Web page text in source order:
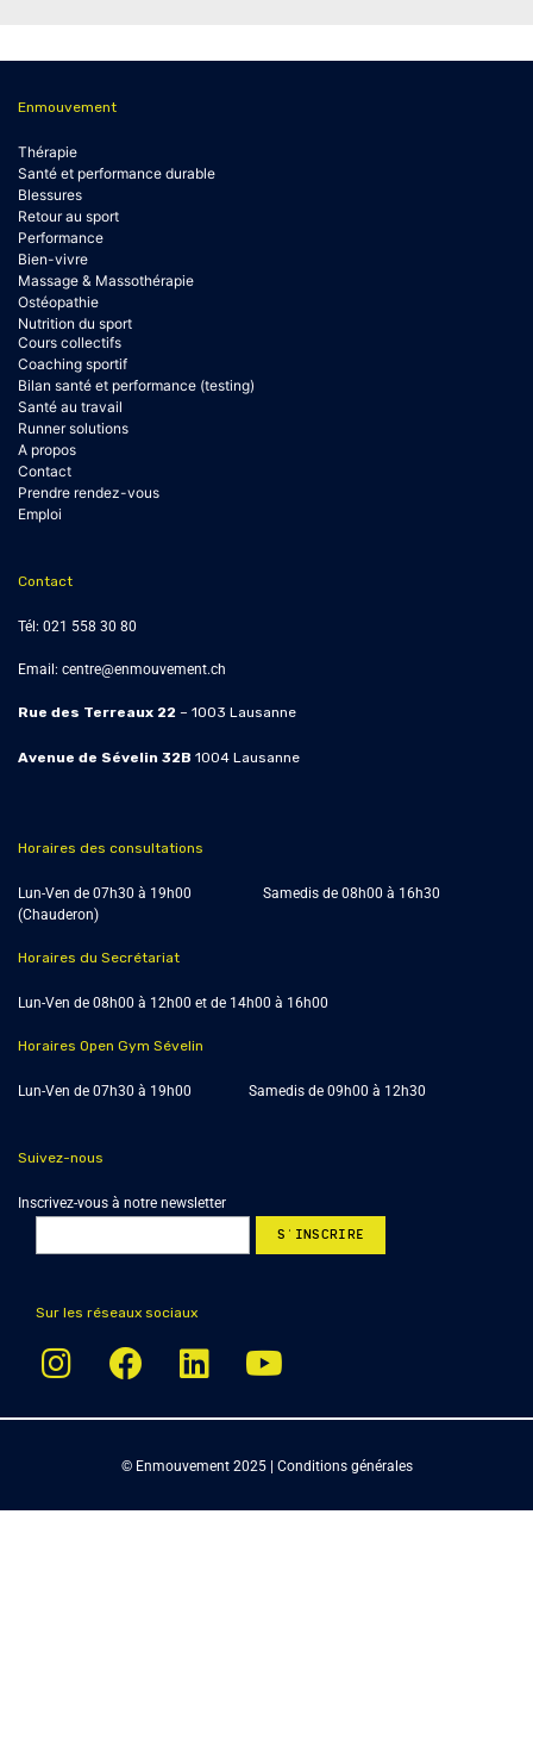
Enmouvement
Thérapie
Santé et performance durable
Blessures
Retour au sport
Performance
Bien-vivre
Massage & Massothérapie
Ostéopathie
Nutrition du sport
Cours collectifs
Coaching sportif
Bilan santé et performance (testing)
Santé au travail
Runner solutions
A propos
Contact
Prendre rendez-vous
Emploi
Contact
Tél: 021 558 30 80
Email: centre@enmouvement.ch
Rue des Terreaux 22 – 1003 Lausanne
Avenue de Sévelin 32B 1004 Lausanne
Horaires des consultations
Lun-Ven de 07h30 à 19h00 Samedis de 08h00 à 16h30
(Chauderon)
Horaires du Secrétariat
Lun-Ven de 08h00 à 12h00 et de 14h00 à 16h00
Horaires Open Gym Sévelin
Lun-Ven de 07h30 à 19h00 Samedis de 09h00 à 12h30
Suivez-nous
Inscrivez-vous à notre newsletter
Sur les réseaux sociaux
© Enmouvement 2025 | Conditions générales